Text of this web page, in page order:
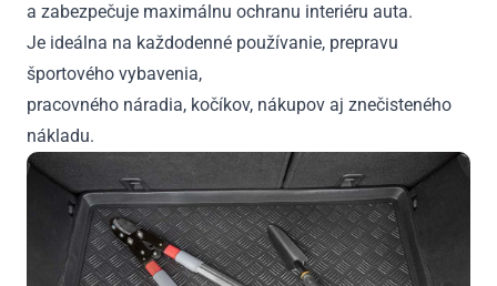
a zabezpečuje maximálnu ochranu interiéru auta.
Je ideálna na každodenné používanie, prepravu
športového vybavenia,
pracovného náradia, kočíkov, nákupov aj znečisteného
nákladu.